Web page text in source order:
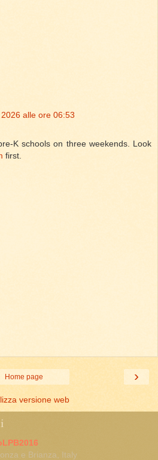
alle ore 06:53
K schools on three weekends. Look
first.
›
Home page
versione web
e Brianza, Italy